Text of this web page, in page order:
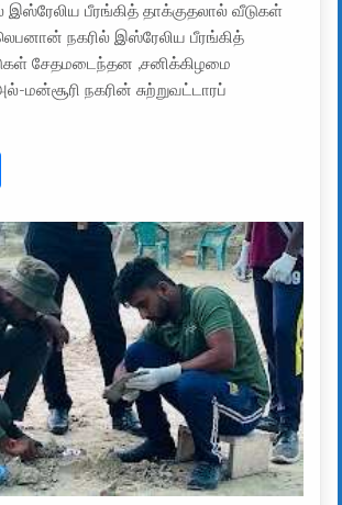
பீரங்கித் தாக்குதலால் வீடுகள்
நகரில் இஸ்ரேலிய பீரங்கித்
சேதமடைந்தன ,சனிக்கிழமை
மன்சூரி நகரின் சுற்றுவட்டாரப்